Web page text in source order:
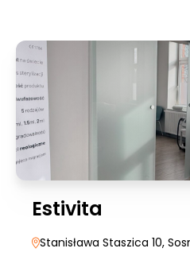
Estivita
Stanisława Staszica 10,